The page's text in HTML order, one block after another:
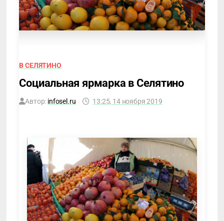
В СЕЛЯТИНО
Социальная ярмарка в Селятино
Автор: infosel.ru 13:25, 14 ноября 2019